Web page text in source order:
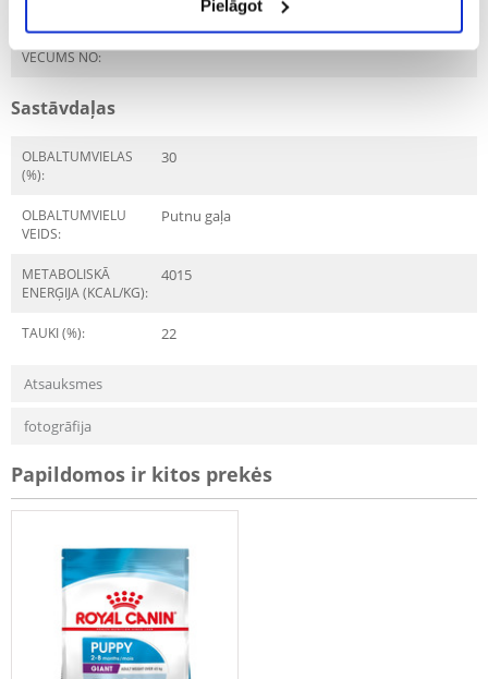
Pielāgot
MĀJDZĪVNIEKA
VECUMS NO:
3 nedēļu
Sastāvdaļas
OLBALTUMVIELAS
(%):
30
OLBALTUMVIELU
VEIDS:
Putnu gaļa
METABOLISKĀ
ENERĢIJA (KCAL/KG):
4015
TAUKI (%): 22
Atsauksmes
fotogrāfija
Papildomos ir kitos prekės